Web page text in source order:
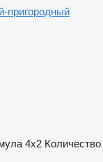
пригородный
4x2 Количество